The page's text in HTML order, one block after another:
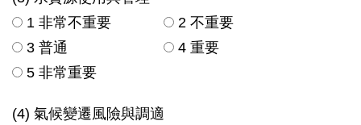
1 非常不重要
2 不重要
3 普通
4 重要
5 非常重要
(4) 氣候變遷風險與調適